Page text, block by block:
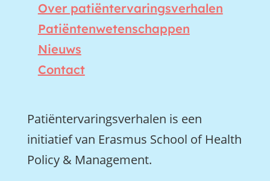
Over patiëntervaringsverhalen
Patiëntenwetenschappen
Nieuws
Contact
Patiëntervaringsverhalen is een
initiatief van Erasmus School of Health
Policy & Management.